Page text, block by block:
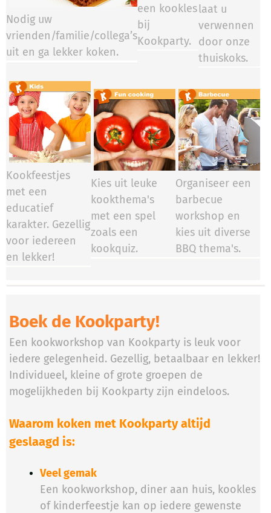
Nodig uw
vrienden/familie/collega’s
uit en ga lekker koken.
een kookles
bij
Kookparty.​​​​
laat u
verwennen
door onze
thuiskoks.
Kookfeestjes
met een
educatief
karakter. Gezellig
voor iedereen
en lekker!
Kies uit leuke
kookthema's
met een spel
zoals een
kookquiz.
Organiseer een
barbecue
workshop en
kies uit diverse
BBQ thema's.
Boek de Kookparty!
Een kookworkshop van Kookparty is leuk voor
iedere gelegenheid. Gezellig, betaalbaar en lekker!
Individueel, kleine of grote groepen de
mogelijkheden bij Kookparty zijn eindeloos.
Waarom koken met Kookparty altijd
geslaagd is:
Veel gemak
Een kookworkshop, diner aan huis, kookles
of kinderfeestje kan op iedere gewenste